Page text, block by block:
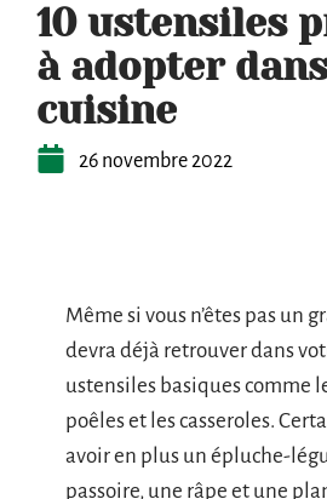
10 ustensiles
à adopter
cuisine
26 novembre 2022
Même si vous n’êtes pas un
devra déjà retrouver dans
ustensiles basiques comme
poêles et les casseroles.
avoir en plus un épluche-
passoire, une râpe et une